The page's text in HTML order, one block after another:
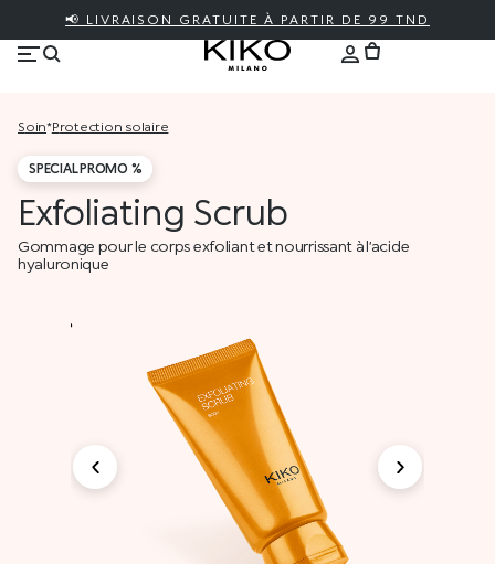
📢 LIVRAISON GRATUITE À PARTIR DE 99 TND
soin* protection solaire
SPECIAL PROMO %
Exfoliating Scrub
Gommage pour le corps exfoliant et nourrissant à l’acide
hyaluronique